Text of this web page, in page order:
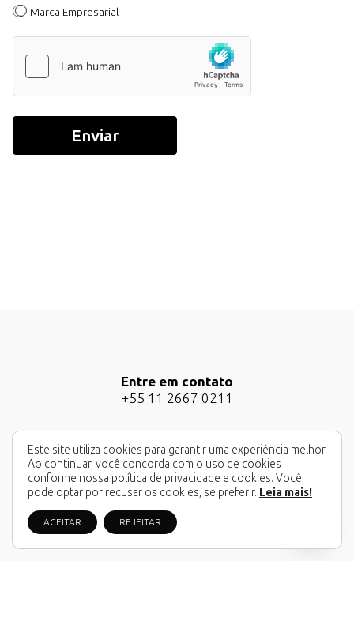
Marca Empresarial
Enviar
Entre em contato
+55 11 2667 0211
Quer enviar um email?
atendimento@zweiarts.com.br
Este site utiliza cookies para garantir uma experiência melhor.
Ao continuar, você concorda com o uso de cookies
conforme nossa política de privacidade e cookies. Você
pode optar por recusar os cookies, se preferir. Leia mais!
ACEITAR REJEITAR